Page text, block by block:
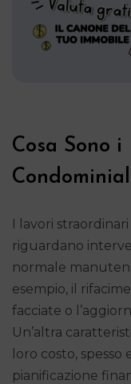
Cosa Sono
I lavori
riguardano
normale
esempio, il
facciate o
Un’altra
loro costo,
pianificazione